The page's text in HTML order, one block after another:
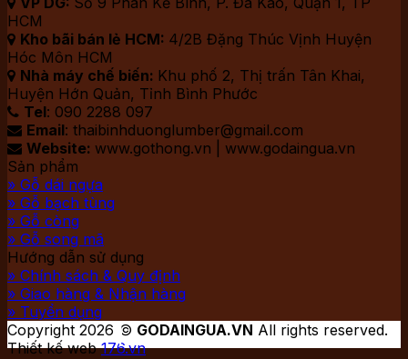

HCM
 Kho bãi bán lẻ HCM: 4/2B Đặng Thúc Vịnh Huyện
Hóc Môn HCM
 Nhà máy chế biến: Khu phố 2, Thị trấn Tân Khai,
Huyện Hớn Quản, Tỉnh Bình Phước
 Tel: 090 2288 097
 Email: thaibinhduonglumber@gmail.com
 Website: www.gothong.vn | www.godaingua.vn
Sản phẩm
» Gỗ dái ngựa
» Gỗ bạch tùng
» Gỗ còng
» Gỗ song mã
Hướng dẫn sử dụng
» Chính sách & Quy định
» Giao hàng & Nhận hàng
» Tuyển dụng
Copyright 2026 © GODAINGUA.VN All rights reserved.
Thiết kế web176.vn